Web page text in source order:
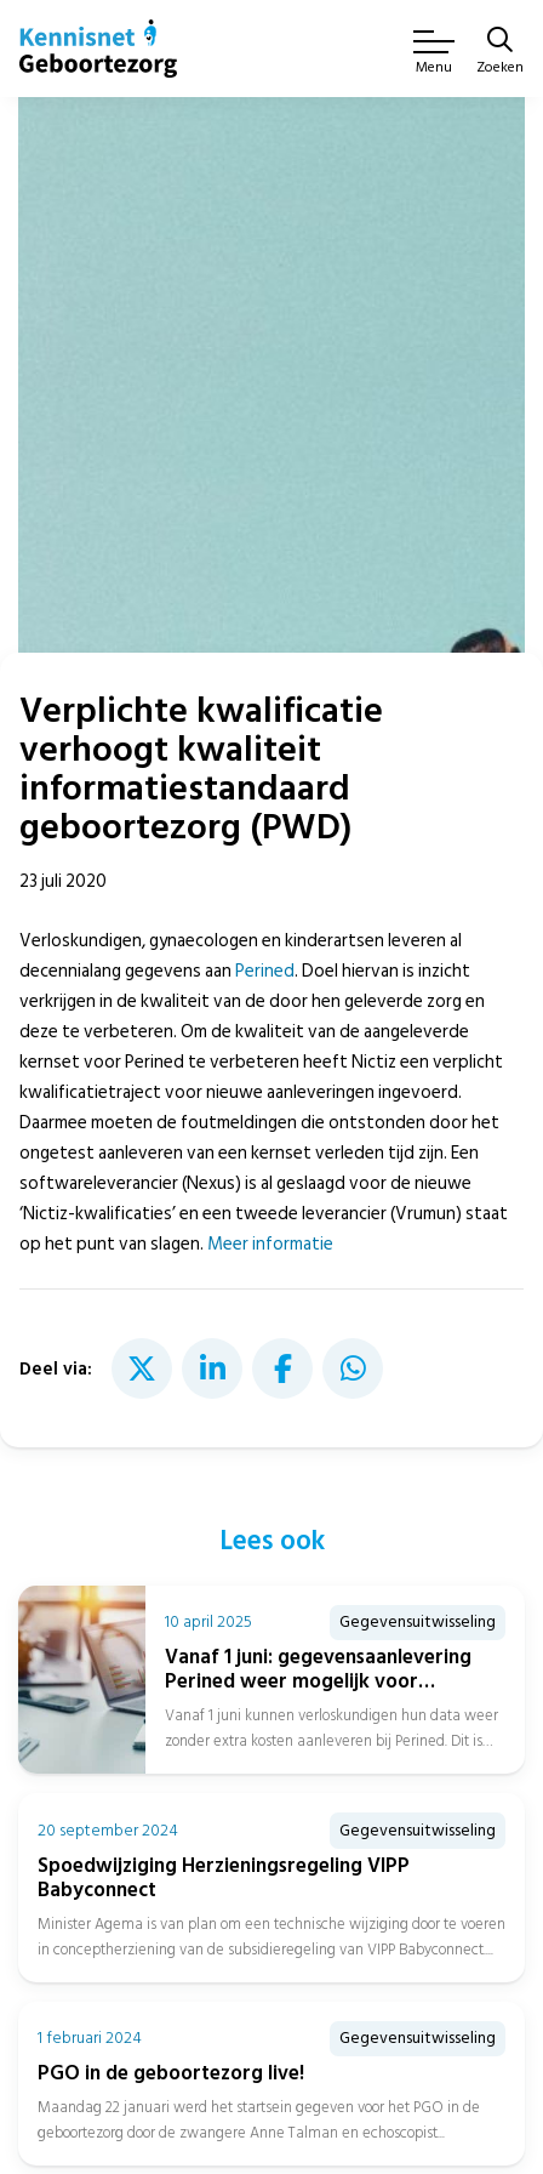
Menu Zoeken
Verplichte kwalificatie
verhoogt kwaliteit
informatiestandaard
geboortezorg (PWD)
23 juli 2020
Verloskundigen, gynaecologen en kinderartsen leveren al
decennialang gegevens aanPerined. Doel hiervan is inzicht
verkrijgen in de kwaliteit van de door hen geleverde zorg en
deze te verbeteren. Om de kwaliteit van de aangeleverde
kernset voor Perined te verbeteren heeft Nictiz een verplicht
kwalificatietraject voor nieuwe aanleveringen ingevoerd.
Daarmee moeten de foutmeldingen die ontstonden door het
ongetest aanleveren van een kernset verleden tijd zijn. Een
softwareleverancier (Nexus) is al geslaagd voor de nieuwe
‘Nictiz-kwalificaties’ en een tweede leverancier (Vrumun) staat
op het punt van slagen. Meer informatie
Deel via:
Lees ook
10 april 2025 Gegevensuitwisseling
Vanaf 1 juni: gegevensaanlevering
Perined weer mogelijk voor
verloskundigen
Vanaf 1 juni kunnen verloskundigen hun data weer
zonder extra kosten aanleveren bij Perined. Dit is
20 september 2024 Gegevensuitwisseling
Spoedwijziging Herzieningsregeling VIPP
Babyconnect
Minister Agema is van plan om een technische wijziging door te voeren
in conceptherziening van de subsidieregeling van VIPP Babyconnect....
1 februari 2024 Gegevensuitwisseling
PGO in de geboortezorg live!
Maandag 22 januari werd het startsein gegeven voor het PGO in de
geboortezorg door de zwangere Anne Talman en echoscopist...